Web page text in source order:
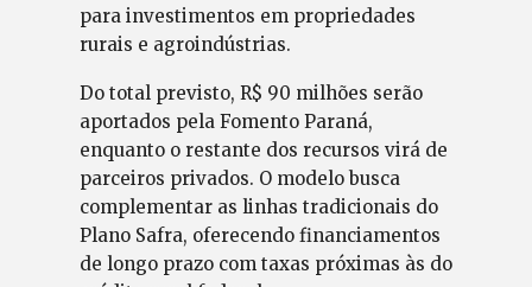
para investimentos em propriedades
rurais e agroindústrias.
Do total previsto, R$ 90 milhões serão
aportados pela Fomento Paraná,
enquanto o restante dos recursos virá de
parceiros privados. O modelo busca
complementar as linhas tradicionais do
Plano Safra, oferecendo financiamentos
de longo prazo com taxas próximas às do